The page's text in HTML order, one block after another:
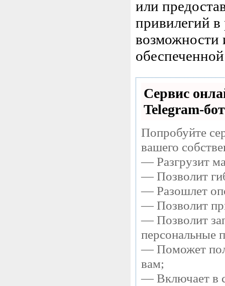
или
привилегий в
возможности
Сервис
Telegram-
Попробуйте
вашего
— Разгрузит
— Позволит
— Разошлет
— Позволит
— Позволит
персональные
— Поможет
вам;
— Включает в